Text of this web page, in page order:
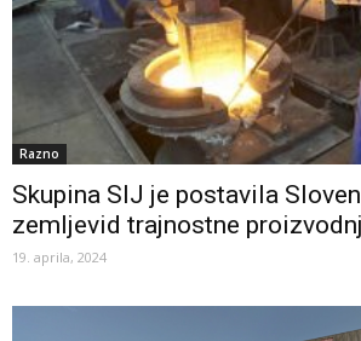
Razno
Skupina SIJ je postavila
zemljevid trajnostne
19. aprila, 2024